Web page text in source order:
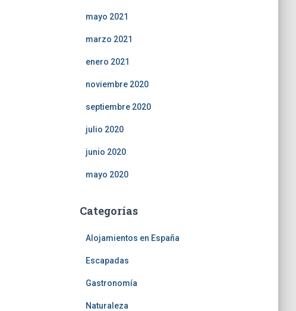
mayo 2021
marzo 2021
enero 2021
noviembre 2020
septiembre 2020
julio 2020
junio 2020
mayo 2020
Categorías
Alojamientos en España
Escapadas
Gastronomía
Naturaleza